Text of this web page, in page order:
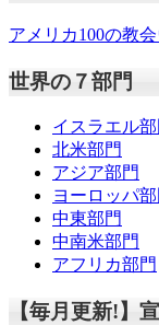
アメリカ100の教
世界の７部門
イスラエル部
北米部門
アジア部門
ヨーロッパ部
中東部門
中南米部門
アフリカ部門
【毎月更新!】